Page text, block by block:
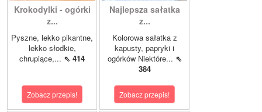
Krokodylki - ogórki
z...
Pyszne, lekko pikantne,
lekko słodkie,
chrupiące,... ⇖ 414
Zobacz przepis!
Najlepsza sałatka
z...
Kolorowa sałatka z
kapusty, papryki i
ogórków Niektóre... ⇖
384
Zobacz przepis!